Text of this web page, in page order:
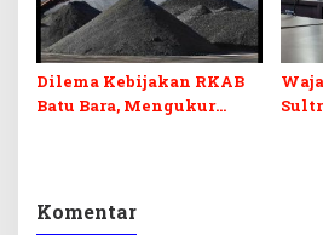
Dilema Kebijakan RKAB
Batu Bara, Mengukur
Komentar